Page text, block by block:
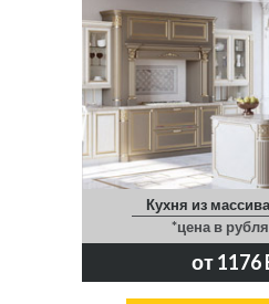
Кухня из
*цена в
от 1176